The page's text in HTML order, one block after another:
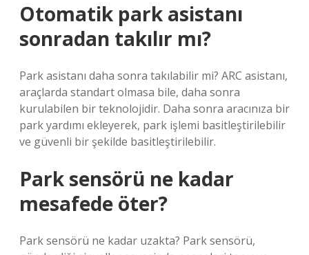
Otomatik park asistanı
sonradan takılır mı?
Park asistanı daha sonra takılabilir mi? ARC asistanı,
araçlarda standart olmasa bile, daha sonra
kurulabilen bir teknolojidir. Daha sonra aracınıza bir
park yardımı ekleyerek, park işlemi basitleştirilebilir
ve güvenli bir şekilde basitleştirilebilir.
Park sensörü ne kadar
mesafede öter?
Park sensörü ne kadar uzakta? Park sensörü,